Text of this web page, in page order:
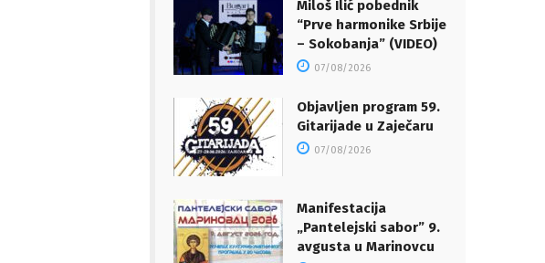
Miloš Ilić pobednik
“Prve harmonike Srbije
– Sokobanja” (VIDEO)
07/08/2026
Objavljen program 59.
Gitarijade u Zaječaru
07/08/2026
Manifestacija
„Pantelejski sabor” 9.
avgusta u Marinovcu